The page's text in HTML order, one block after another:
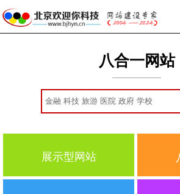
八合一网站
展示型网站